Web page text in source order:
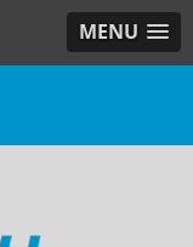
MENU